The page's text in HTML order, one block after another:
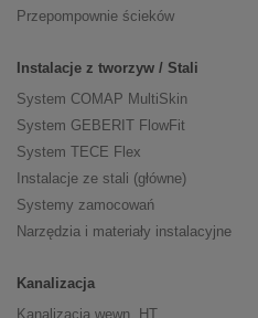
Przepompownie ścieków
Instalacje z tworzyw / Stali
System COMAP MultiSkin
System GEBERIT FlowFit
System TECE Flex
Instalacje ze stali (główne)
Systemy zamocowań
Narzędzia i materiały instalacyjne
Kanalizacja
Kanalizacja wewn. HT